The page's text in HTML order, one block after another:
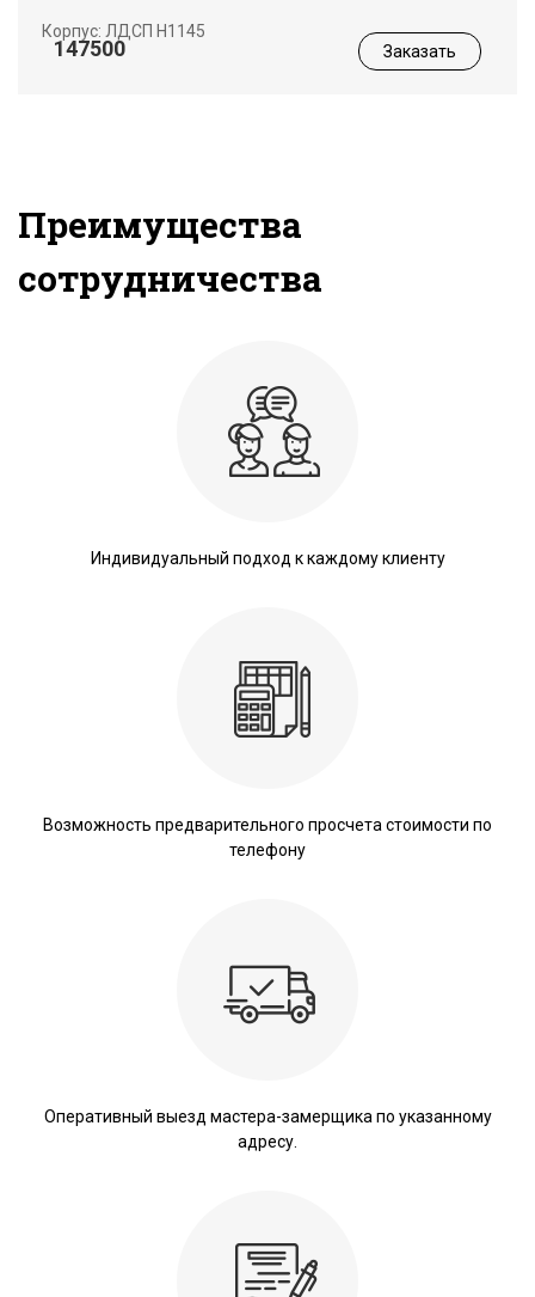
Корпус: ЛДСП Н1145
147500 Заказать
Преимущества
сотрудничества
Индивидуальный подход к каждому клиенту
Возможность предварительного просчета стоимости по
телефону
Оперативный выезд мастера-замерщика по указанному
адресу.